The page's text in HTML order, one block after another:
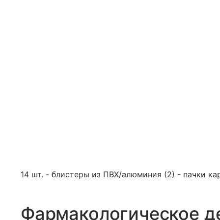
14 шт. - блистеры из ПВХ/алюминия (2) - пачки
Фармакологическое